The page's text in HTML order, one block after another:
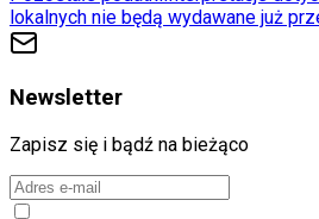
lokalnych nie będą wydawane już
Newsletter
Zapisz się i bądź na bieżąco